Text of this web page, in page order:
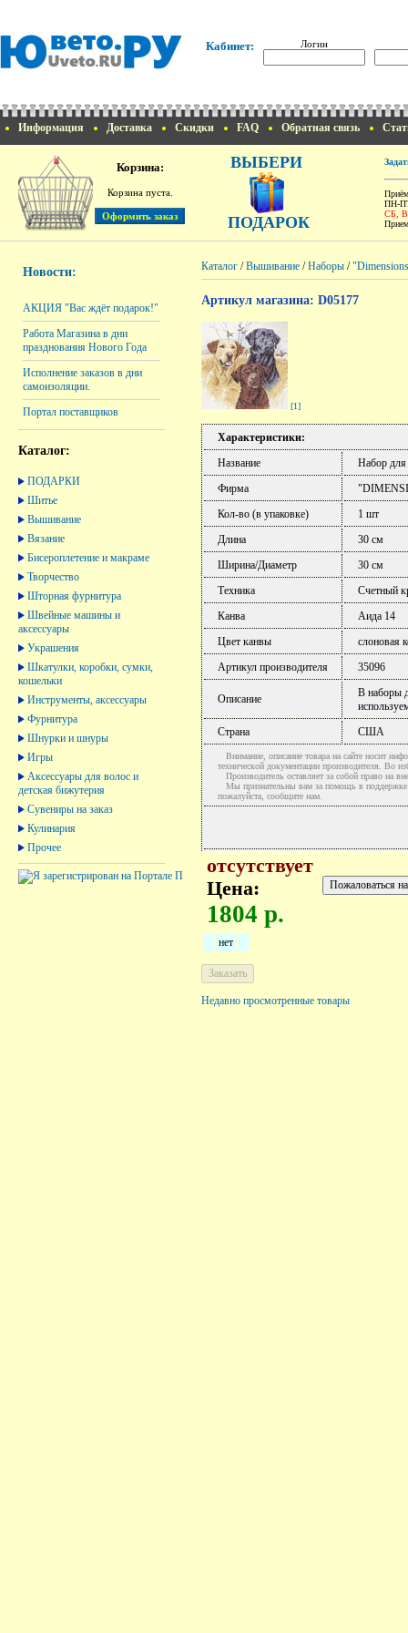
Кабинет: Логин
Информация Доставка Скидки FAQ Обратная связь
Корзина:
Корзина пуста.
ВЫБЕРИ
ПОДАРОК
ПН-
СБ,
Новости:
АКЦИЯ "Вас ждёт подарок!"
Работа Магазина в дни
празднования Нового Года
Исполнение заказов в дни
самоизоляции.
Портал поставщиков
Каталог:
ПОДАРКИ
Шитье
Вышивание
Вязание
Бисероплетение и макраме
Творчество
Шторная фурнитура
Швейные машины и
аксессуары
Украшения
Шкатулки, коробки, сумки,
кошельки
Инструменты, аксессуары
Фурнитура
Шнурки и шнуры
Игры
Аксессуары для волос и
детская бижутерия
Сувениры на заказ
Кулинария
Прочее
Каталог /Вышивание /Наборы /
Артикул магазина: D05177
[1]
Характеристики:
Название
Набор
Фирма
Кол-во (в упаковке)
1 шт
Длина
30 см
Ширина/Диаметр
30 см
Техника
Счетный
Канва
Аида 14
Цвет канвы
слоновая
Артикул производителя
35096
Описание
В наборы
Страна
США
Внимание, описание товара на сайте носит
технической документации производителя. Во
Производитель оставляет за собой право на
Мы признательны вам за помощь в поддержке
пожалуйста, сообщите нам.
отсутствует
Цена:
1804 р.
нет
Недавно просмотренные товары